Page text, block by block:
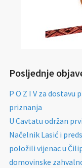
Posljednje
P O Z I V za
priznanja
U Cavtatu održan
Načelnik Lasić i
položili vijenac u
domovinske